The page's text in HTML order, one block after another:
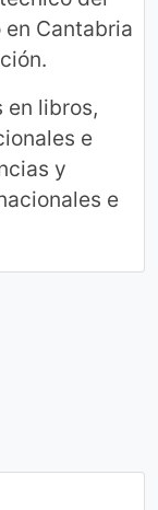
Cantabria
en libros,
e
y
e